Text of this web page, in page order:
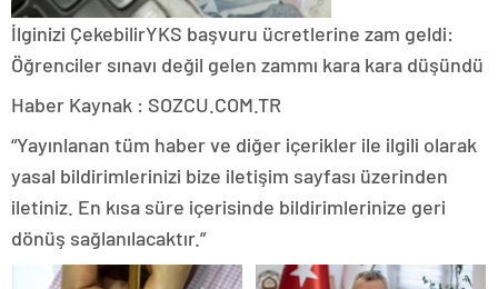
İlginizi ÇekebilirYKS başvuru ücretlerine zam geldi:
Öğrenciler sınavı değil gelen zammı kara kara düşündü
Haber Kaynak : SOZCU.COM.TR
“Yayınlanan tüm haber ve diğer içerikler ile ilgili olarak
yasal bildirimlerinizi bize iletişim sayfası üzerinden
iletiniz. En kısa süre içerisinde bildirimlerinize geri
dönüş sağlanılacaktır.”